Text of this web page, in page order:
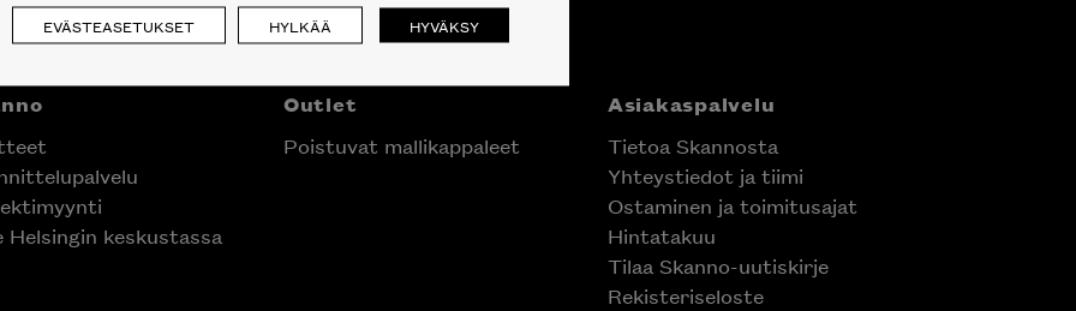
Helsingin keskustassa
Outlet
Poistuvat mallikappaleet
Asiakaspalvelu
Tietoa Skannosta
Yhteystiedot ja tiimi
Ostaminen ja toimitusajat
Hintatakuu
Tilaa Skanno-uutiskirje
Rekisteriseloste
EVÄSTEASETUKSET HYLKÄÄ HYVÄKSY